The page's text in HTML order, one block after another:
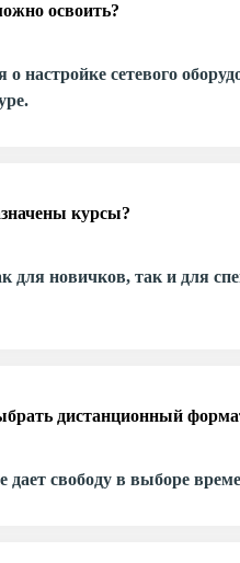
освоить?
о настройке сетевого
курсы?
для новичков, так и для
дистанционный
дает свободу в выборе